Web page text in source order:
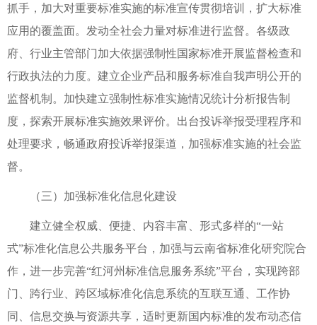
抓手，加大对重要标准实施的标准宣传贯彻培训，扩大标准
应用的覆盖面。发动全社会力量对标准进行监督。各级政
府、行业主管部门加大依据强制性国家标准开展监督检查和
行政执法的力度。建立企业产品和服务标准自我声明公开的
监督机制。加快建立强制性标准实施情况统计分析报告制
度，探索开展标准实施效果评价。出台投诉举报受理程序和
处理要求，畅通政府投诉举报渠道，加强标准实施的社会监
督。
（三）加强标准化信息化建设
建立健全权威、便捷、内容丰富、形式多样的“一站
式”标准化信息公共服务平台，加强与云南省标准化研究院合
作，进一步完善“红河州标准信息服务系统”平台，实现跨部
门、跨行业、跨区域标准化信息系统的互联互通、工作协
同、信息交换与资源共享，适时更新国内标准的发布动态信